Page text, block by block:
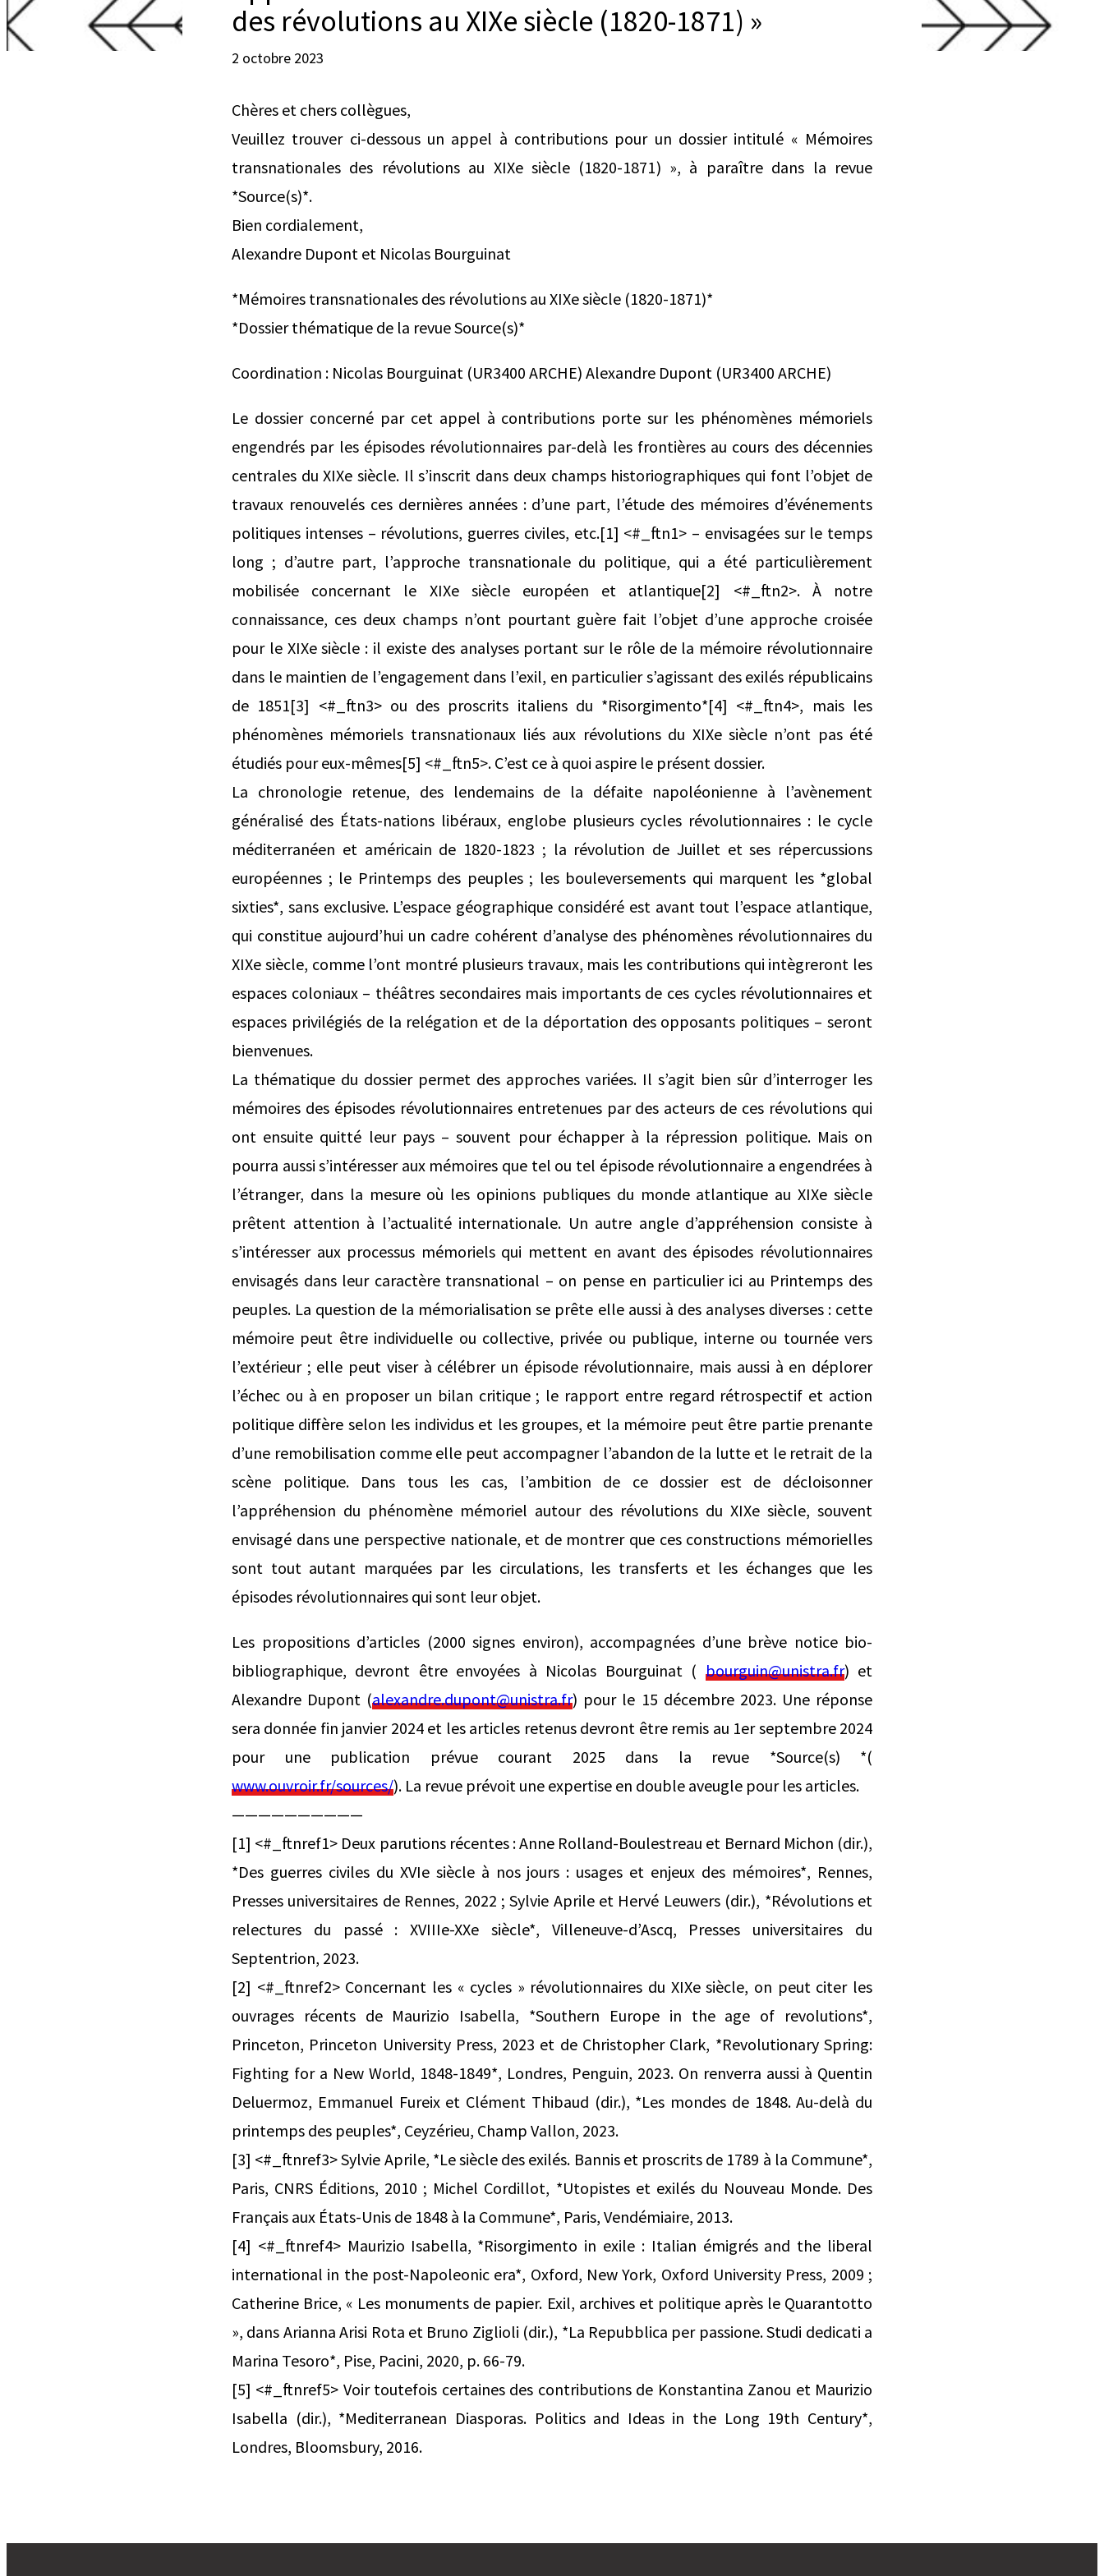
des révolutions au XIXe siècle (1820-1871) »
2 octobre 2023
Chères et chers collègues,
Veuillez trouver ci-dessous un appel à contributions pour un dossier intitulé « Mémoires
transnationales des révolutions au XIXe siècle (1820-1871) », à paraître dans la revue
*Source(s)*.
Bien cordialement,
Alexandre Dupont et Nicolas Bourguinat
*Mémoires transnationales des révolutions au XIXe siècle (1820-1871)*
*Dossier thématique de la revue Source(s)*
Coordination : Nicolas Bourguinat (UR3400 ARCHE) Alexandre Dupont (UR3400 ARCHE)
Le dossier concerné par cet appel à contributions porte sur les phénomènes mémoriels
engendrés par les épisodes révolutionnaires par-delà les frontières au cours des décennies
centrales du XIXe siècle. Il s’inscrit dans deux champs historiographiques qui font l’objet de
travaux renouvelés ces dernières années : d’une part, l’étude des mémoires d’événements
politiques intenses – révolutions, guerres civiles, etc.[1] <#_ftn1> – envisagées sur le temps
long ; d’autre part, l’approche transnationale du politique, qui a été particulièrement
mobilisée concernant le XIXe siècle européen et atlantique[2] <#_ftn2>. À notre
connaissance, ces deux champs n’ont pourtant guère fait l’objet d’une approche croisée
pour le XIXe siècle : il existe des analyses portant sur le rôle de la mémoire révolutionnaire
dans le maintien de l’engagement dans l’exil, en particulier s’agissant des exilés républicains
de 1851[3] <#_ftn3> ou des proscrits italiens du *Risorgimento*[4] <#_ftn4>, mais les
phénomènes mémoriels transnationaux liés aux révolutions du XIXe siècle n’ont pas été
étudiés pour eux-mêmes[5] <#_ftn5>. C’est ce à quoi aspire le présent dossier.
La chronologie retenue, des lendemains de la défaite napoléonienne à l’avènement
généralisé des États-nations libéraux, englobe plusieurs cycles révolutionnaires : le cycle
méditerranéen et américain de 1820-1823 ; la révolution de Juillet et ses répercussions
européennes ; le Printemps des peuples ; les bouleversements qui marquent les *global
sixties*, sans exclusive. L’espace géographique considéré est avant tout l’espace atlantique,
qui constitue aujourd’hui un cadre cohérent d’analyse des phénomènes révolutionnaires du
XIXe siècle, comme l’ont montré plusieurs travaux, mais les contributions qui intègreront les
espaces coloniaux – théâtres secondaires mais importants de ces cycles révolutionnaires et
espaces privilégiés de la relégation et de la déportation des opposants politiques – seront
bienvenues.
La thématique du dossier permet des approches variées. Il s’agit bien sûr d’interroger les
mémoires des épisodes révolutionnaires entretenues par des acteurs de ces révolutions qui
ont ensuite quitté leur pays – souvent pour échapper à la répression politique. Mais on
pourra aussi s’intéresser aux mémoires que tel ou tel épisode révolutionnaire a engendrées à
l’étranger, dans la mesure où les opinions publiques du monde atlantique au XIXe siècle
prêtent attention à l’actualité internationale. Un autre angle d’appréhension consiste à
s’intéresser aux processus mémoriels qui mettent en avant des épisodes révolutionnaires
envisagés dans leur caractère transnational – on pense en particulier ici au Printemps des
peuples. La question de la mémorialisation se prête elle aussi à des analyses diverses : cette
mémoire peut être individuelle ou collective, privée ou publique, interne ou tournée vers
l’extérieur ; elle peut viser à célébrer un épisode révolutionnaire, mais aussi à en déplorer
l’échec ou à en proposer un bilan critique ; le rapport entre regard rétrospectif et action
politique diffère selon les individus et les groupes, et la mémoire peut être partie prenante
d’une remobilisation comme elle peut accompagner l’abandon de la lutte et le retrait de la
scène politique. Dans tous les cas, l’ambition de ce dossier est de décloisonner
l’appréhension du phénomène mémoriel autour des révolutions du XIXe siècle, souvent
envisagé dans une perspective nationale, et de montrer que ces constructions mémorielles
sont tout autant marquées par les circulations, les transferts et les échanges que les
épisodes révolutionnaires qui sont leur objet.
Les propositions d’articles (2000 signes environ), accompagnées d’une brève notice bio-
bibliographique, devront être envoyées à Nicolas Bourguinat ( bourguin@unistra.fr) et
Alexandre Dupont (alexandre.dupont@unistra.fr) pour le 15 décembre 2023. Une réponse
sera donnée fin janvier 2024 et les articles retenus devront être remis au 1er septembre 2024
pour une publication prévue courant 2025 dans la revue *Source(s) *(
www.ouvroir.fr/sources/). La revue prévoit une expertise en double aveugle pour les articles.
——————————
[1] <#_ftnref1> Deux parutions récentes : Anne Rolland-Boulestreau et Bernard Michon (dir.),
*Des guerres civiles du XVIe siècle à nos jours : usages et enjeux des mémoires*, Rennes,
Presses universitaires de Rennes, 2022 ; Sylvie Aprile et Hervé Leuwers (dir.), *Révolutions et
relectures du passé : XVIIIe-XXe siècle*, Villeneuve-d’Ascq, Presses universitaires du
Septentrion, 2023.
[2] <#_ftnref2> Concernant les « cycles » révolutionnaires du XIXe siècle, on peut citer les
ouvrages récents de Maurizio Isabella, *Southern Europe in the age of revolutions*,
Princeton, Princeton University Press, 2023 et de Christopher Clark, *Revolutionary Spring:
Fighting for a New World, 1848-1849*, Londres, Penguin, 2023. On renverra aussi à Quentin
Deluermoz, Emmanuel Fureix et Clément Thibaud (dir.), *Les mondes de 1848. Au-delà du
printemps des peuples*, Ceyzérieu, Champ Vallon, 2023.
[3] <#_ftnref3> Sylvie Aprile, *Le siècle des exilés. Bannis et proscrits de 1789 à la Commune*,
Paris, CNRS Éditions, 2010 ; Michel Cordillot, *Utopistes et exilés du Nouveau Monde. Des
Français aux États-Unis de 1848 à la Commune*, Paris, Vendémiaire, 2013.
[4] <#_ftnref4> Maurizio Isabella, *Risorgimento in exile : Italian émigrés and the liberal
international in the post-Napoleonic era*, Oxford, New York, Oxford University Press, 2009 ;
Catherine Brice, « Les monuments de papier. Exil, archives et politique après le Quarantotto
», dans Arianna Arisi Rota et Bruno Ziglioli (dir.), *La Repubblica per passione. Studi dedicati a
Marina Tesoro*, Pise, Pacini, 2020, p. 66-79.
[5] <#_ftnref5> Voir toutefois certaines des contributions de Konstantina Zanou et Maurizio
Isabella (dir.), *Mediterranean Diasporas. Politics and Ideas in the Long 19th Century*,
Londres, Bloomsbury, 2016.